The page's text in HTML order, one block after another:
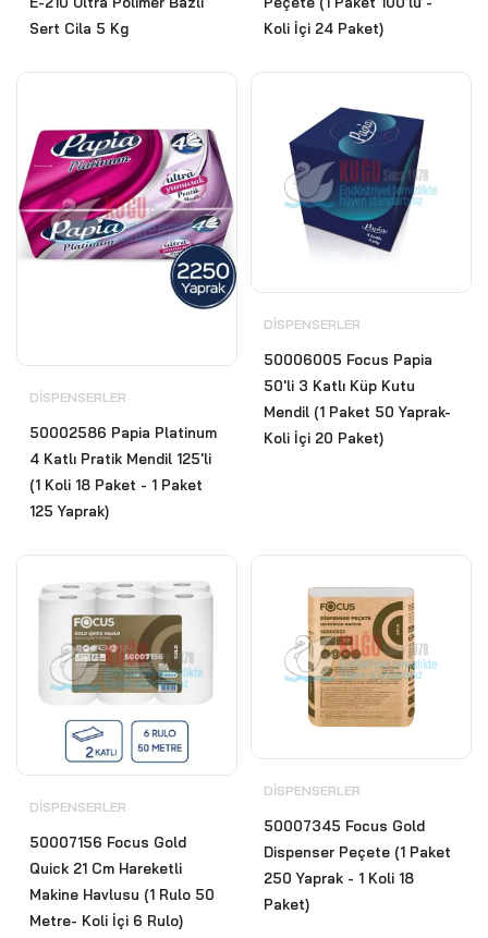
Sert Cila 5 Kg
Koli İçi 24 Paket)
DISPENSERLER
50002586 Papia Platinum
4 Katlı Pratik Mendil 125'li
(1 Koli 18 Paket - 1 Paket
125 Yaprak)
DISPENSERLER
50006005 Focus Papia
50'li 3 Katlı Küp Kutu
Mendil (1 Paket 50 Yaprak-
Koli İçi 20 Paket)
DISPENSERLER
50007156 Focus Gold
Quick 21 Cm Hareketli
Makine Havlusu (1 Rulo 50
Metre- Koli İçi 6 Rulo)
DISPENSERLER
50007345 Focus Gold
Dispenser Peçete (1 Paket
250 Yaprak - 1 Koli 18
Paket)